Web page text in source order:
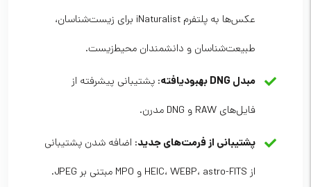
عکس‌ها به پلتفرم iNaturalist برای زیست‌شناسان،
طبیعت‌شناسان و دانشمندان محیط‌زیست.
مبدل DNG بهبودیافته
: پشتیبانی پیشرفته از
فایل‌های RAW و DNG مدرن.
پشتیبانی از فرمت‌های جدید: اضافه شدن پشتیبانی
از HEIC، WEBP، astro-FITS و MPO مبتنی بر JPEG.